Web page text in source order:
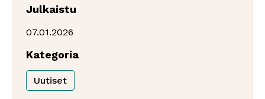
Julkaistu
07.01.2026
Kategoria
Uutiset